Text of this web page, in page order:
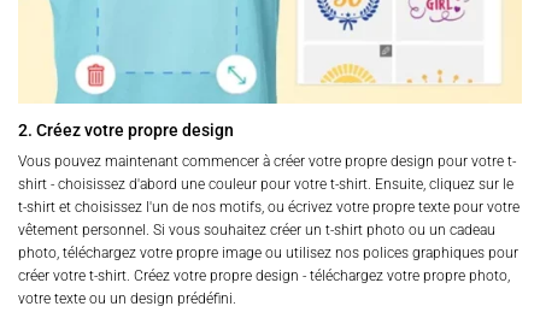
2. Créez votre propre design
Vous pouvez maintenant commencer à créer votre propre design pour votre t-
shirt - choisissez d'abord une couleur pour votre t-shirt. Ensuite, cliquez sur le
t-shirt et choisissez l'un de nos motifs, ou écrivez votre propre texte pour votre
vêtement personnel. Si vous souhaitez créer un t-shirt photo ou un cadeau
photo, téléchargez votre propre image ou utilisez nos polices graphiques pour
créer votre t-shirt. Créez votre propre design - téléchargez votre propre photo,
votre texte ou un design prédéfini.